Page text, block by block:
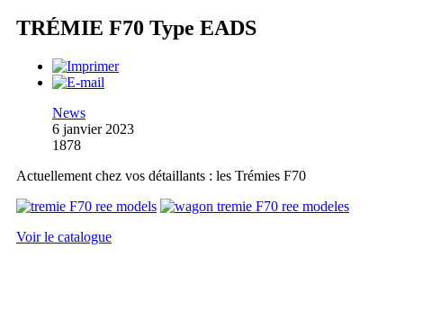
TRÉMIE F70 Type EADS
News
6 janvier 2023
1878
Actuellement chez vos détaillants : les Trémies F70
Voir le catalogue